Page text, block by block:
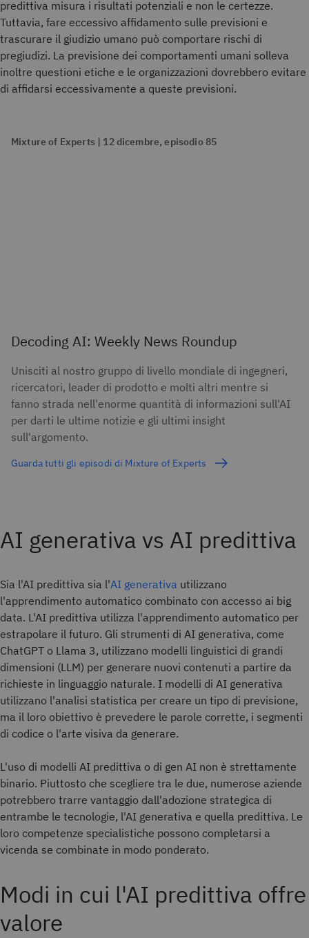
predittiva misura i risultati potenziali e non le certezze.
Tuttavia, fare eccessivo affidamento sulle previsioni e
trascurare il giudizio umano può comportare rischi di
pregiudizi. La previsione dei comportamenti umani solleva
inoltre questioni etiche e le organizzazioni dovrebbero evitare
di affidarsi eccessivamente a queste previsioni.
Mixture of Experts | 12 dicembre, episodio 85
Decoding AI: Weekly News Roundup
Unisciti al nostro gruppo di livello mondiale di ingegneri,
ricercatori, leader di prodotto e molti altri mentre si
fanno strada nell'enorme quantità di informazioni sull'AI
per darti le ultime notizie e gli ultimi insight
sull'argomento.
Guarda tutti gli episodi di Mixture of Experts
AI generativa vs AI predittiva
Sia l'AI predittiva sia l'AI generativa utilizzano
l'apprendimento automatico combinato con accesso ai big
data. L'AI predittiva utilizza l'apprendimento automatico per
estrapolare il futuro. Gli strumenti di AI generativa, come
ChatGPT o Llama 3, utilizzano modelli linguistici di grandi
dimensioni (LLM) per generare nuovi contenuti a partire da
richieste in linguaggio naturale. I modelli di AI generativa
utilizzano l'analisi statistica per creare un tipo di previsione,
ma il loro obiettivo è prevedere le parole corrette, i segmenti
di codice o l'arte visiva da generare.
L'uso di modelli AI predittiva o di gen AI non è strettamente
binario. Piuttosto che scegliere tra le due, numerose aziende
potrebbero trarre vantaggio dall'adozione strategica di
entrambe le tecnologie, l'AI generativa e quella predittiva. Le
loro competenze specialistiche possono completarsi a
vicenda se combinate in modo ponderato.
Modi in cui l'AI predittiva offre
valore